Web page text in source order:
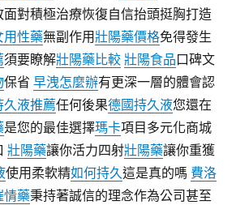
面對積極治療恢復自信抬頭挺胸打造
用性藥無副作用壯陽藥價格免得發生
須要瞭解壯陽藥比較 壯陽食品口碑文
保省早洩怎麼辦有更深一層的體會認
久液推薦任何後果德國持久液您還在
是您的最佳選擇瑪卡項目多元化商城
壯陽藥讓你活力四射壯陽藥讓你重獲
使用柔軟精如何持久這是真的嗎 費洛
情藥秉持著誠信的理念作為公司甚至